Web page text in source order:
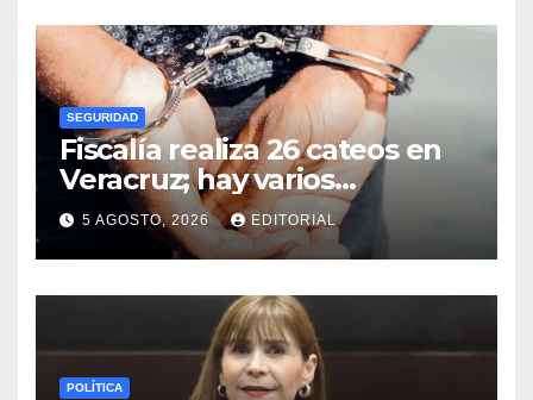
SEGURIDAD
Fiscalía realiza 26 cateos en
Veracruz; hay varios
detenidos
5 AGOSTO, 2026 EDITORIAL
POLÍTICA